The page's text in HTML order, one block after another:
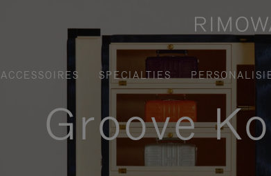
ACCESSOIRES SPECIALTIES
Groove